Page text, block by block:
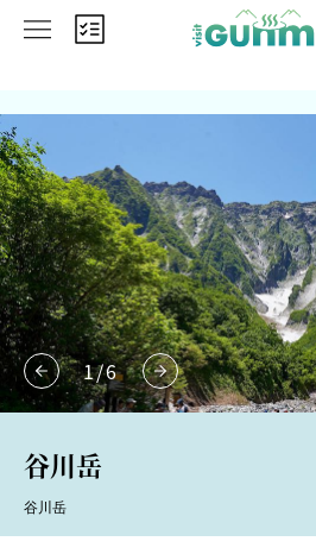
1/6
谷川岳
谷川岳